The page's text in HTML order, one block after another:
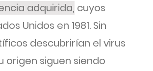
adquirida, cuyos
Unidos en 1981. Sin
descubrirían el virus
origen siguen siendo